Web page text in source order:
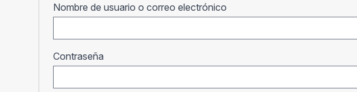
Nombre de usuario o correo electrónico
Contraseña